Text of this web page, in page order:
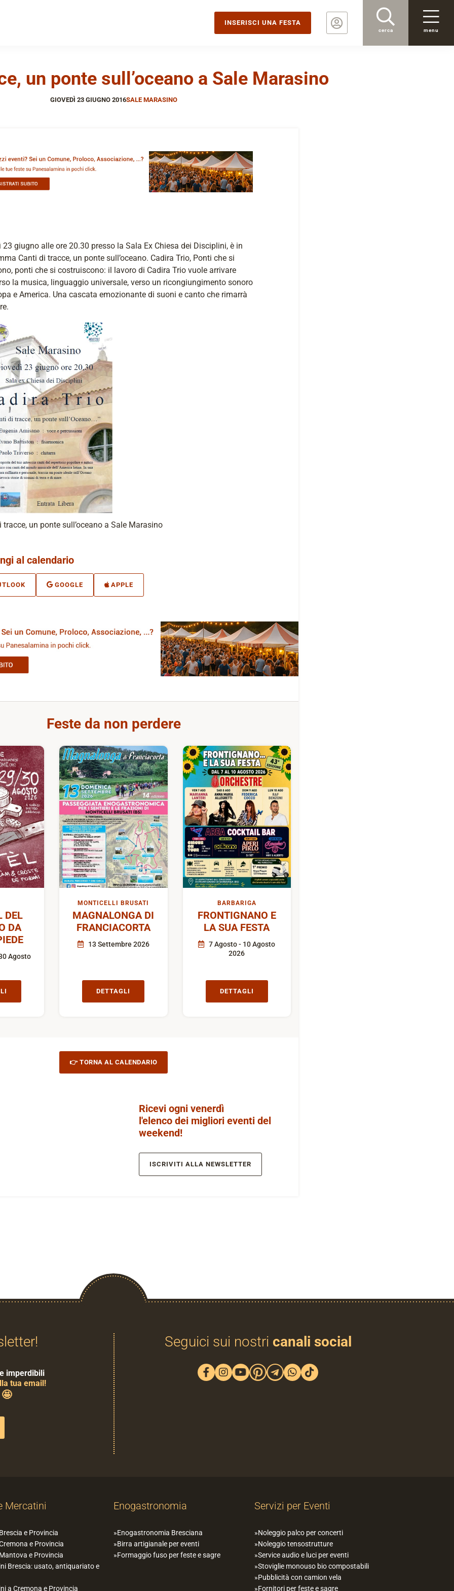
INSERISCI UNA FESTA
cerca menu
un ponte sull’oceano a Sale Marasino
GIOVEDÌ 23 GIUGNO 2016SALE MARASINO
23 giugno alle ore 20.30 presso la Sala Ex Chiesa dei Disciplini, è in
Canti di tracce, un ponte sull’oceano. Cadira Trio, Ponti che si
ponti che si costruiscono: il lavoro di Cadira Trio vuole arrivare
la musica, linguaggio universale, verso un ricongiungimento sonoro
e America. Una cascata emozionante di suoni e canto che rimarrà
tracce, un ponte sull’oceano a Sale Marasino
al calendario
GOOGLE APPLE
Feste da non perdere
DEL
DA
Agosto
MONTICELLI BRUSATI
MAGNALONGA DI
FRANCIACORTA
13 Settembre 2026
DETTAGLI
BARBARIGA
FRONTIGNANO E
LA SUA FESTA
7 Agosto - 10 Agosto
2026
DETTAGLI
👉 TORNA AL CALENDARIO
Ricevi ogni venerdì
l'elenco dei migliori eventi del
weekend!
ISCRIVITI ALLA NEWSLETTER
imperdibili
tua email!
🤩
Seguici sui nostri canali social
Mercatini
e Provincia
e Provincia
e Provincia
Brescia: usato, antiquariato e
a Cremona e Provincia
Enogastronomia
Enogastronomia Bresciana
Birra artigianale per eventi
Formaggio fuso per feste e sagre
Servizi per Eventi
Noleggio palco per concerti
Noleggio tensostrutture
Service audio e luci per eventi
Stoviglie monouso bio compostabili
Pubblicità con camion vela
Fornitori per feste e sagre